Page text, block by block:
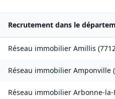
Recrutement dans le
Réseau immobilier Amillis (
Réseau immobilier Amponville (
Réseau immobilier Arbonne-la-